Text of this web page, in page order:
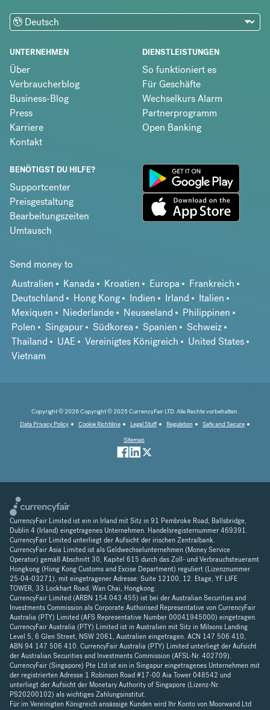
UNTERNEHMEN
Über
Verbraucherblog
Business-Blog
Press
Karriere
Kontakt
DIENSTLEISTUNGEN
So funktioniert es
Für Geschäfte
Wechselkurs Alarm
Partnerprogramm
Open Banking
BENÖTIGST DU HILFE?
Supportcenter
Preisgestaltung
Bearbeitungszeiten
Umtausch
Send money to
Australien
Kanada Kroatien Europa
Frankreich
Deutschland
Hong Kong Indien Irland
Italien
Mexiquen
Niederlande Neuseeland
Philippinen
Polen
Singapur Südkorea Spanien
Schweiz
Thailand
UAE Vereinigtes Königreich
United States
Vietnam
Copyright © 2026 Copyright © 2025 CurrencyFair LTD. Alle Rechte vorbehalten.
Data Privacy Policy
Cookie Richtiline Legal Stuff Regulation
Safe and Secure
Sitemap
CurrencyFair Limited ist ein in Irland mit Sitz in 91 Pembroke Road, Ballsbridge,
Dublin 4 (Irland) eingetragenes Unternehmen. Handelsregisternummer 469391.
CurrencyFair Limited unterliegt der Aufsicht der irischen Zentralbank.
CurrencyFair Asia Limited ist als Geldwechselunternehmen (Money Service
Operator) gemäß Abschnitt 30, Kapitel 615 durch das Zoll- und Verbrauchsteueramt
Hongkong (Hong Kong Customs and Excise Department) reguliert (Lizenznummer
25-04-03271), mit eingetragener Adresse: Suite 12100, 12. Etage, YF LIFE
TOWER, 33 Lockhart Road, Wan Chai, Hongkong.
CurrencyFair Limited (ARBN 154 043 455) ist bei der Australian Securities and
Investments Commission als Corporate Authorised Representative von CurrencyFair
Australia (PTY) Limited (AFS Representative Number 00041945000) eingetragen.
CurrencyFair Australia (PTY) Limited ist in Australien mit Sitz in Milsons Landing
Level 5, 6 Glen Street, NSW 2061, Australien eingetragen. ACN 147 506 410,
ABN 94 147 506 410. CurrencyFair Australia (PTY) Limited unterliegt der Aufsicht
der Australian Securities and Investments Commission (AFSL-Nr. 402709).
CurrencyFair (Singapore) Pte Ltd ist ein in Singapur eingetragenes Unternehmen mit
der registrierten Adresse 1 Robinson Road #17-00 Aia Tower 048542 und
unterliegt der Aufsicht der Monetary Authority of Singapore (Lizenz-Nr.
PS20200102) als wichtiges Zahlungsinstitut.
Für im Vereinigten Königreich ansässige Kunden wird Ihr Konto von Moorwand Ltd